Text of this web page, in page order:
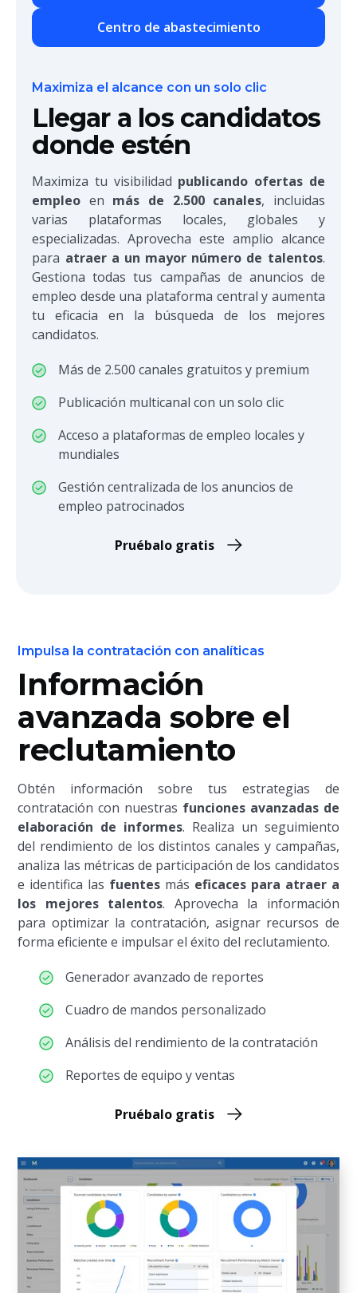
Centro de abastecimiento
Maximiza el alcance con un solo clic
Llegar a los candidatos
donde estén
Maximiza tu visibilidad publicando ofertas de
empleo en más de 2.500 canales, incluidas
varias plataformas locales, globales y
especializadas. Aprovecha este amplio alcance
para atraer a un mayor número de talentos.
Gestiona todas tus campañas de anuncios de
empleo desde una plataforma central y aumenta
tu eficacia en la búsqueda de los mejores
candidatos.
Más de 2.500 canales gratuitos y premium
Publicación multicanal con un solo clic
Acceso a plataformas de empleo locales y
mundiales
Gestión centralizada de los anuncios de
empleo patrocinados
Pruébalo gratis
Impulsa la contratación con analíticas
Información
avanzada sobre el
reclutamiento
Obtén información sobre tus estrategias de
contratación con nuestras funciones avanzadas de
elaboración de informes. Realiza un seguimiento
del rendimiento de los distintos canales y campañas,
analiza las métricas de participación de los candidatos
e identifica las fuentes más eficaces para atraer a
los mejores talentos. Aprovecha la información
para optimizar la contratación, asignar recursos de
forma eficiente e impulsar el éxito del reclutamiento.
Generador avanzado de reportes
Cuadro de mandos personalizado
Análisis del rendimiento de la contratación
Reportes de equipo y ventas
Pruébalo gratis